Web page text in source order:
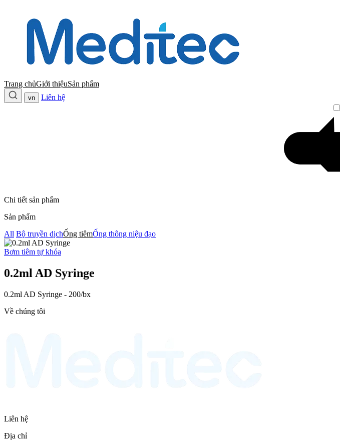
Trang chủGiới thiệuSản phẩm
vn Liên hệ
Chi tiết sản phẩm
Sản phẩm
All Bộ truyền dịchỐng tiêmỐng thông niệu đạo
Bơm tiêm tự khóa
0.2ml AD Syringe
0.2ml AD Syringe - 200/bx
Về chúng tôi
Liên hệ
Địa chỉ